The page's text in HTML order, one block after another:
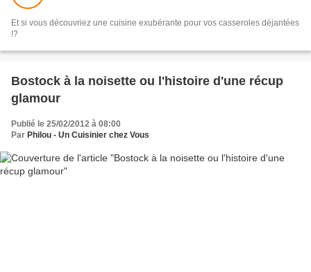
Et si vous découvriez une cuisine exubérante pour vos casseroles déjantées
!?
Bostock à la noisette ou l'histoire d'une récup
glamour
Publié le 25/02/2012 à 08:00
Par Philou - Un Cuisinier chez Vous